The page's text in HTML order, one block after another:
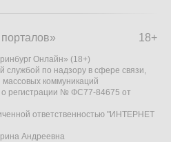
18+
Онлайн» (18+)
службой по надзору в сфере связи,
коммуникаций
о регистрации № ФС77-84675 от
ответственностью "ИНТЕРНЕТ
Андреевна